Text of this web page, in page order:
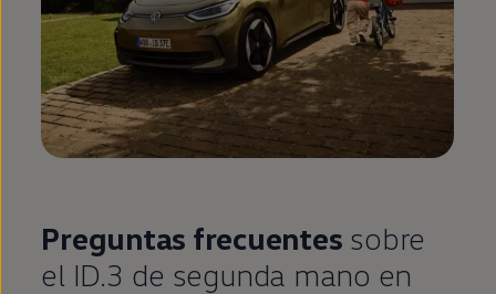
Preguntas frecuentes sobre
el ID.3 de segunda mano en